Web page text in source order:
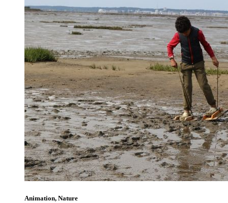
Animation, Nature